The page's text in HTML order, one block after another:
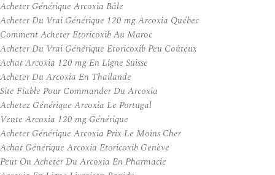
Acheter Générique Arcoxia Bâle
Acheter Du Vrai Générique 120 mg Arcoxia Québec
Comment Acheter Etoricoxib Au Maroc
Acheter Du Vrai Générique Etoricoxib Peu Coûteux
Achat Arcoxia 120 mg En Ligne Suisse
Acheter Du Arcoxia En Thailande
Site Fiable Pour Commander Du Arcoxia
Achetez Générique Arcoxia Le Portugal
Vente Arcoxia 120 mg Générique
Acheter Générique Arcoxia Prix Le Moins Cher
Achat Générique Arcoxia Etoricoxib Genève
Peut On Acheter Du Arcoxia En Pharmacie